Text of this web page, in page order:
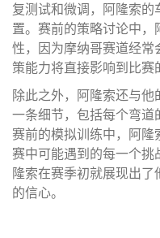
复测试和微调，阿隆索
置。赛前的策略讨论中
性，因为摩纳哥赛道经
策能力将直接影响到比赛
除此之外，阿隆索还与
一条细节，包括每个弯道
赛前的模拟训练中，阿
赛中可能遇到的每一个
隆索在赛季初就展现出
的信心。